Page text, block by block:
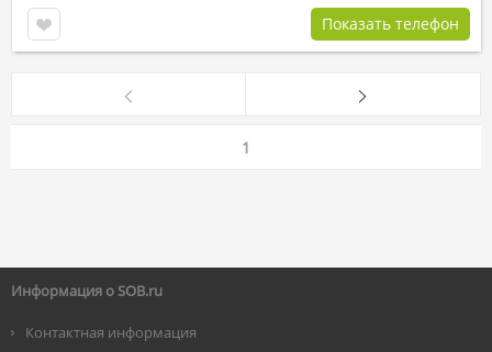
Показать телефон
1
Информация о SOB.ru
Контактная информация